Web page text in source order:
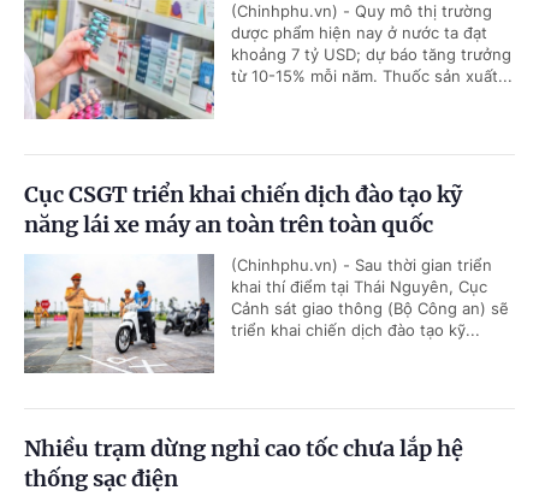
(Chinhphu.vn) - Quy mô thị trường
dược phẩm hiện nay ở nước ta đạt
khoảng 7 tỷ USD; dự báo tăng trưởng
từ 10-15% mỗi năm. Thuốc sản xuất...
Cục CSGT triển khai chiến dịch đào tạo kỹ
năng lái xe máy an toàn trên toàn quốc
(Chinhphu.vn) - Sau thời gian triển
khai thí điểm tại Thái Nguyên, Cục
Cảnh sát giao thông (Bộ Công an) sẽ
triển khai chiến dịch đào tạo kỹ...
Nhiều trạm dừng nghỉ cao tốc chưa lắp hệ
thống sạc điện